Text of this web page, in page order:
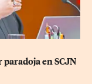
en SCJN